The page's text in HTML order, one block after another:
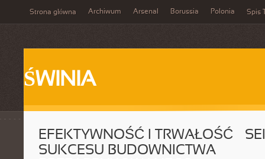
Strona główna Archiwum Arsenal Borussia Polonia Spis
ŚWINIA
EFEKTYWNOŚĆ I TRWAŁOŚĆ –
SUKCESU BUDOWNICTWA